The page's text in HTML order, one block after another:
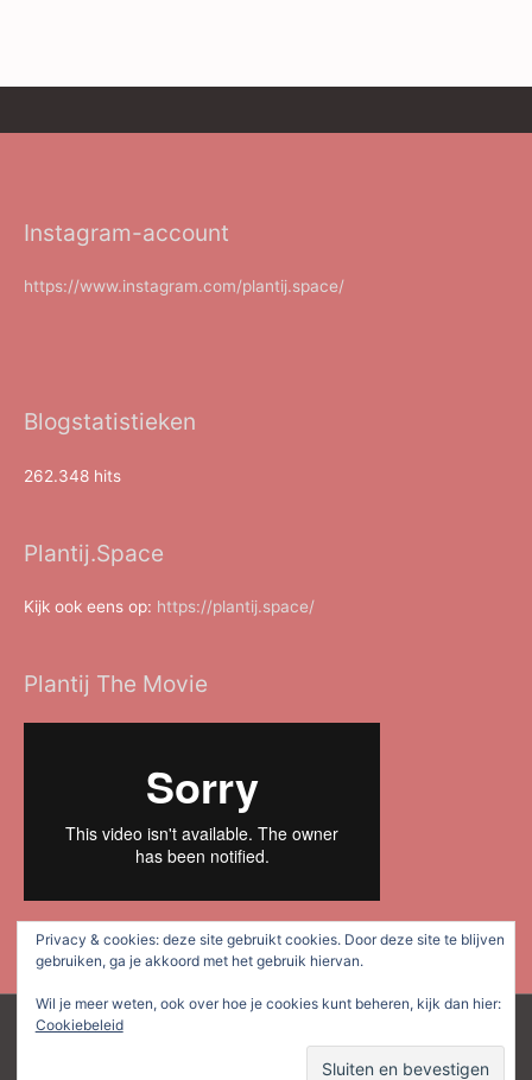
Instagram-account
https://www.instagram.com/plantij.space/
Blogstatistieken
262.348 hits
Plantij.Space
Kijk ook eens op: https://plantij.space/
Plantij The Movie
Plan Tij Dordrecht| Mede mogelijk gemaakt
Astra WordPress thema
Privacy & cookies: deze site gebruikt cookies. Door deze site te blijven
gebruiken, ga je akkoord met het gebruik hiervan.
Wil je meer weten, ook over hoe je cookies kunt beheren, kijk dan hier:
Cookiebeleid